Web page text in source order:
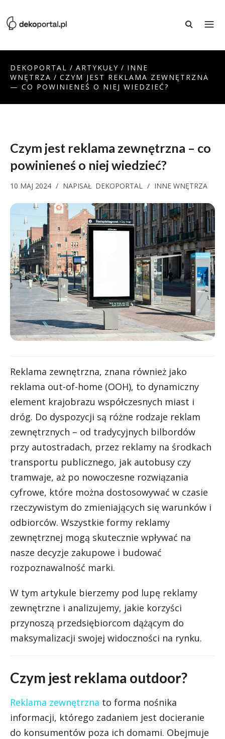
DEKOPORTAL / ARTYKUŁY / INNE
WNĘTRZA / CZYM JEST REKLAMA ZEWNĘTRZNA
— CO POWINIENEŚ O NIEJ WIEDZIEĆ?
Czym jest reklama zewnętrzna – co
powinieneś o niej wiedzieć?
10 MAJ 2024 / NAPISAŁ DEKOPORTAL / INNE WNĘTRZA
Reklama zewnętrzna, znana również jako
reklama out-of-home (OOH), to dynamiczny
element krajobrazu współczesnych miast i
dróg. Do dyspozycji są różne rodzaje reklam
zewnętrznych – od tradycyjnych bilbordów
przy autostradach, przez reklamy na środkach
transportu publicznego, jak autobusy czy
tramwaje, aż po nowoczesne rozwiązania
cyfrowe, które można dostosowywać w czasie
rzeczywistym do zmieniających się warunków i
odbiorców. Wszystkie formy reklamy
zewnętrznej mogą skutecznie wpływać na
nasze decyzje zakupowe i budować
rozpoznawalność marki.
W tym artykule bierzemy pod lupę reklamy
zewnętrzne i analizujemy, jakie korzyści
przynoszą przedsiębiorcom dążącym do
maksymalizacji swojej widoczności na rynku.
Czym jest reklama outdoor?
Reklama zewnętrzna to forma nośnika
informacji, którego zadaniem jest docieranie
do konsumentów poza ich domami. Obejmuje